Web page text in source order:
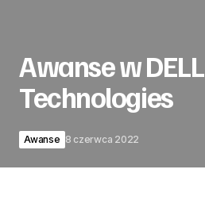
Awanse w DELL
Technologies
Awanse 8 czerwca 2022